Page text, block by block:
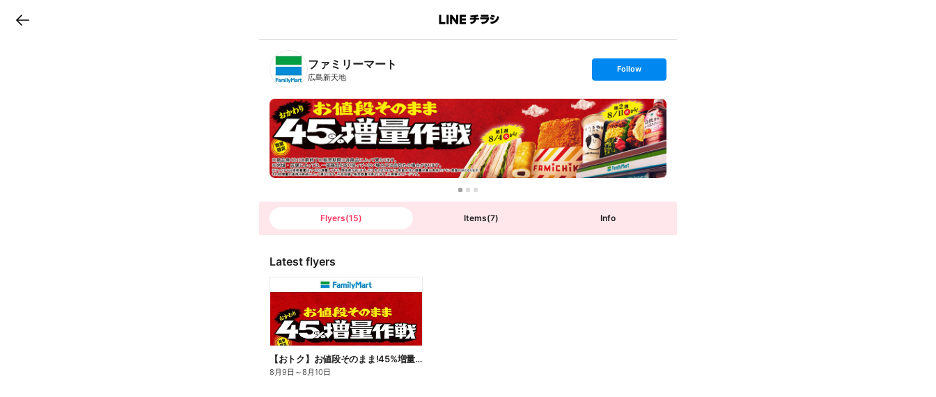
B
n
T
ファミリーマート
広島新天地
s
t
o
l
l
o
w
Follow
Flyers(15) Items(7) Info
Latest flyers
【おトク】お値段そのまま!45%増量作戦!
8月9日 ～8月10日